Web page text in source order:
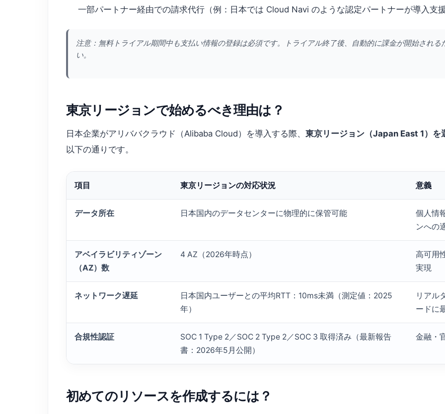
一部パートナー経由での請求代行（例：日本では Cloud Navi のような認定パートナーが導入支
注意：無料トライアル期間中も支払い情報の登録は必須です。トライアル終了後、自動的に課金が開始され
い。
東京リージョンで始めるべき理由は？
日本企業がアリババクラウド（Alibaba Cloud）を導入する際、 東京リージョン（Japan East 1）を
以下の通りです。
項目 東京リージョンの対応状況 意義
データ所在 日本国内のデータセンターに物理的に保管可能
個人情
ンへの
アベイラビリティゾーン
（AZ）数
4 AZ（2026年時点）
高可用
実現
ネットワーク遅延
日本国内ユーザーとの平均RTT：10ms未満（測定値：2025
年）
リアル
ードに
合規性認証
SOC 1 Type 2／SOC 2 Type 2／SOC 3 取得済み（最新報告
書：2026年5月公開）
金融・
初めてのリソースを作成するには？